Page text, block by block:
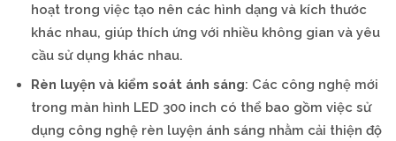
hoạt trong việc tạo nên các hình dạng và kích thước
khác nhau, giúp thích ứng với nhiều không gian và yêu
cầu sử dụng khác nhau.
Rèn luyện và kiểm soát ánh sáng: Các công nghệ mới
trong màn hình LED 300 inch có thể bao gồm việc sử
dụng công nghệ rèn luyện ánh sáng nhằm cải thiện độ